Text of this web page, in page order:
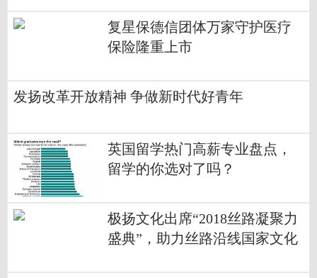
复星保德信团体万家守护医疗
保险隆重上市
发扬改革开放精神 争做新时代好青年
英国留学热门高薪专业盘点，
留学的你选对了吗？
极扬文化出席“2018丝路凝聚力
盛典”，助力丝路沿线国家文化